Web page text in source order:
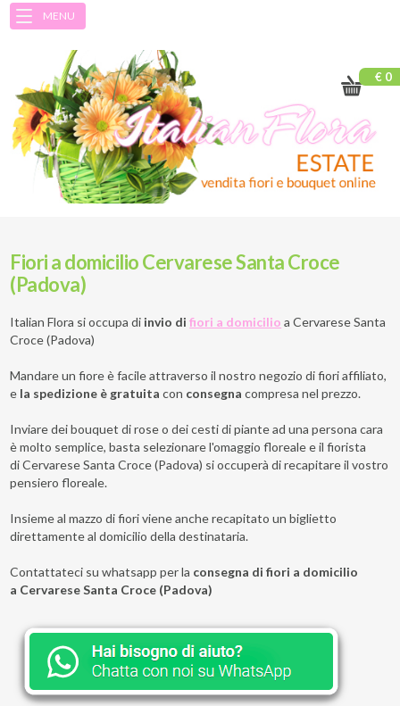
MENU
€ 0
Fiori a domicilio Cervarese Santa Croce
(Padova)
Italian Flora si occupa di invio difiori a domicilio a Cervarese Santa
Croce (Padova)
Mandare un fiore è facile attraverso il nostro negozio di fiori affiliato,
e la spedizione è gratuita con consegna compresa nel prezzo.
Inviare dei bouquet di rose o dei cesti di piante ad una persona cara
è molto semplice, basta selezionare l'omaggio floreale e il fiorista
di Cervarese Santa Croce (Padova) si occuperà di recapitare il vostro
pensiero floreale.
Insieme al mazzo di fiori viene anche recapitato un biglietto
direttamente al domicilio della destinataria.
Contattateci su whatsapp per la consegna di fiori a domicilio
a Cervarese Santa Croce (Padova)